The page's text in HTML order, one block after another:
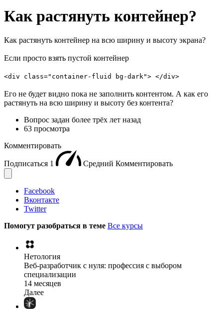
Как растянуть контейнер?
Как растянуть контейнер на всю ширину и высоту экрана?
Если просто взять пустой контейнер
<div class="container-fluid bg-dark"> </div>
Его не будет видно пока не заполнить контентом. А как его
растянуть на всю ширину и высоту без контента?
Вопрос задан более трёх лет назад
63 просмотра
Комментировать
Подписаться 1 Средний Комментировать
Facebook
Вконтакте
Twitter
Помогут разобраться в теме Все курсы
Нетология
Веб-разработчик с нуля: профессия с выбором
специализации
14 месяцев
Далее